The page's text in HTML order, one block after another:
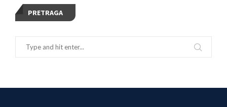
PRETRAGA